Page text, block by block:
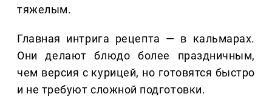
тяжелым.
Главная интрига рецепта — в кальмарах.
Они делают блюдо более праздничным,
чем версия с курицей, но готовятся быстро
и не требуют сложной подготовки.